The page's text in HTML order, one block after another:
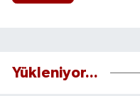
Yükleniyor...